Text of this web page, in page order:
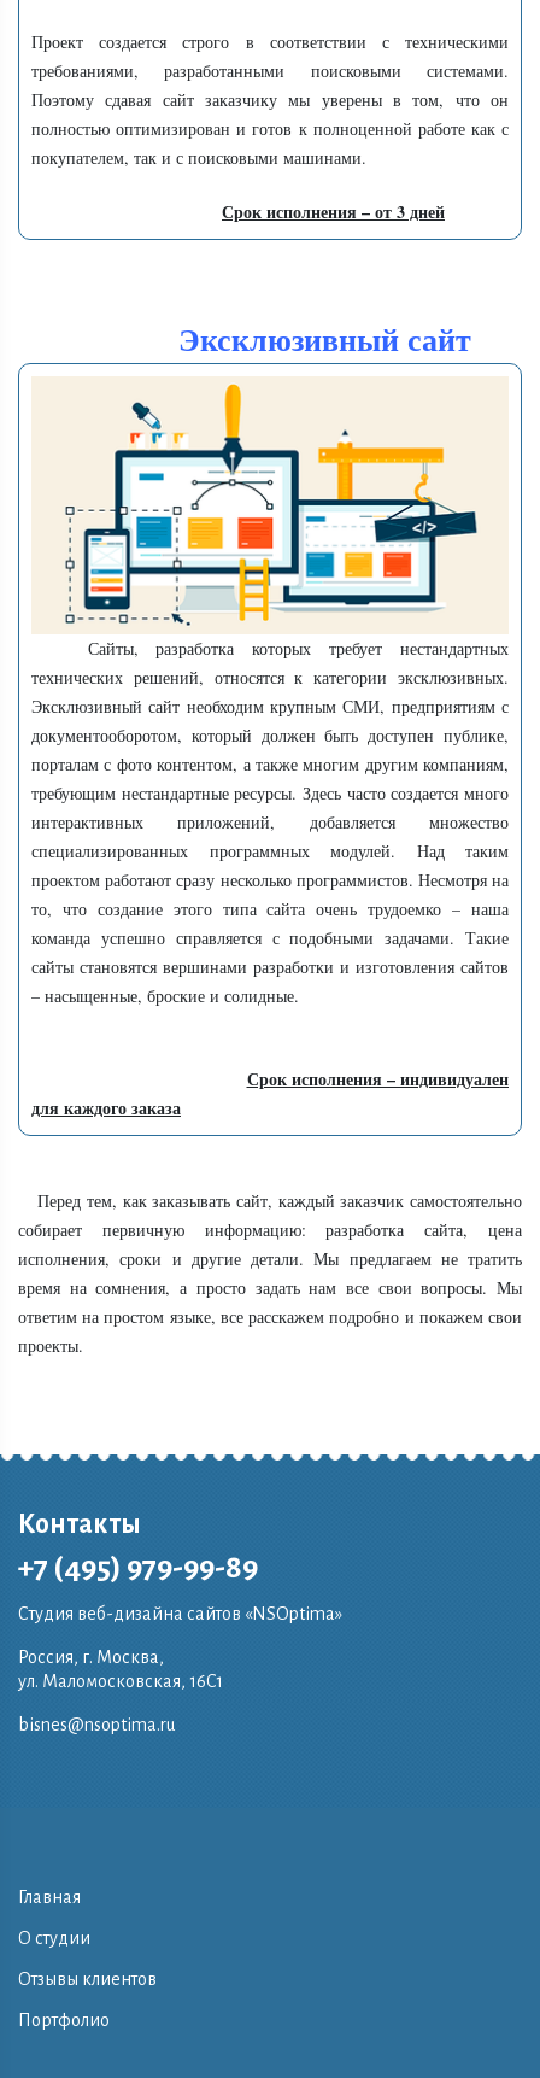
Проект создается строго в соответствии с техническими
требованиями, разработанными поисковыми системами.
Поэтому сдавая сайт заказчику мы уверены в том, что он
полностью оптимизирован и готов к полноценной работе как с
покупателем, так и с поисковыми машинами.
Срок исполнения – от 3 дней
Эксклюзивный сайт
Сайты, разработка которых требует нестандартных
технических решений, относятся к категории эксклюзивных.
Эксклюзивный сайт необходим крупным СМИ, предприятиям с
документооборотом, который должен быть доступен публике,
порталам с фото контентом, а также многим другим компаниям,
требующим нестандартные ресурсы. Здесь часто создается много
интерактивных приложений, добавляется множество
специализированных программных модулей. Над таким
проектом работают сразу несколько программистов. Несмотря на
то, что создание этого типа сайта очень трудоемко – наша
команда успешно справляется с подобными задачами. Такие
сайты становятся вершинами разработки и изготовления сайтов
– насыщенные, броские и солидные.
Срок исполнения – индивидуален
для каждого заказа
Перед тем, как заказывать сайт, каждый заказчик самостоятельно
собирает первичную информацию: разработка сайта, цена
исполнения, сроки и другие детали. Мы предлагаем не тратить
время на сомнения, а просто задать нам все свои вопросы. Мы
ответим на простом языке, все расскажем подробно и покажем свои
проекты.
Контакты
+7 (495) 979-99-89
Студия веб-дизайна сайтов «NSOptima»
Россия, г. Москва,
ул. Маломосковская, 16C1
bisnes@nsoptima.ru
Главная
О студии
Отзывы клиентов
Портфолио